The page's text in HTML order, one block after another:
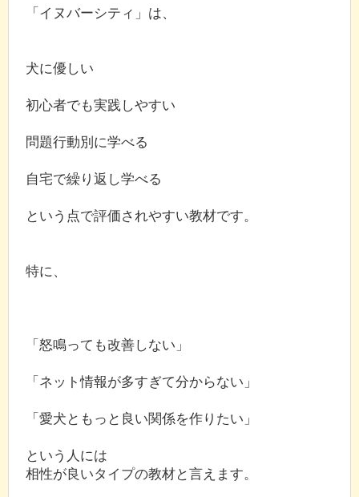
「イヌバーシティ」は、
犬に優しい
初心者でも実践しやすい
問題行動別に学べる
自宅で繰り返し学べる
という点で評価されやすい教材です。
特に、
「怒鳴っても改善しない」
「ネット情報が多すぎて分からない」
「愛犬ともっと良い関係を作りたい」
という人には
相性が良いタイプの教材と言えます。